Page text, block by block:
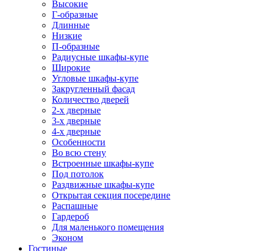
Высокие
Г-образные
Длинные
Низкие
П-образные
Радиусные шкафы-купе
Широкие
Угловые шкафы-купе
Закругленный фасад
Количество дверей
2-х дверные
3-х дверные
4-х дверные
Особенности
Во всю стену
Встроенные шкафы-купе
Под потолок
Раздвижные шкафы-купе
Открытая секция посередине
Распашные
Гардероб
Для маленького помещения
Эконом
Гостиные